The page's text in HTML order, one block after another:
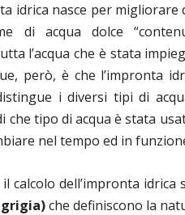
idrica nasce per
di acqua dolce
l’acqua che è stata
però, è che l’impronta
i diversi tipi di
che tipo di acqua è stata
nel tempo ed in
calcolo dell’impronta idrica
grigia)che definiscono la